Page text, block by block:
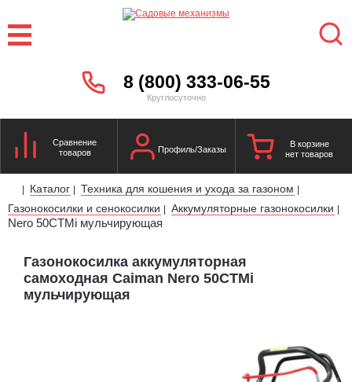
8 (800) 333-06-55
Круглосуточно
Сравнение
товаров
Профиль/Заказы
В корзине
нет товаров
| Каталог | Техника для кошения и ухода за газоном |
Газонокосилки и сенокосилки | Аккумуляторные газонокосилки |
Nero 50CTMi мульчирующая
Газонокосилка аккумуляторная
самоходная Caiman Nero 50CTMi
мульчирующая